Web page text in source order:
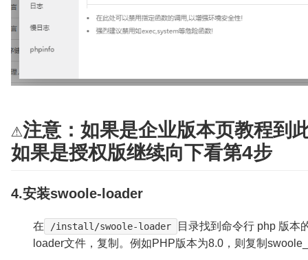
⚠️注意：如果是企业版本页教程到
如果是授权版继续向下看第4步
4.安装swoole-loader
在 /install/swoole-loader
目录找到命令行 php 版本
loader文件，复制。例如PHP版本为8.0，则复制